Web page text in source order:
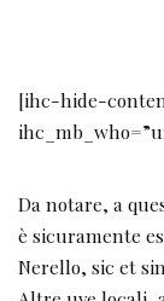
correttamente
Greco nero al
Greco “di”
una Malvasia,